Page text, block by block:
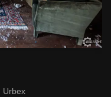
Urbex